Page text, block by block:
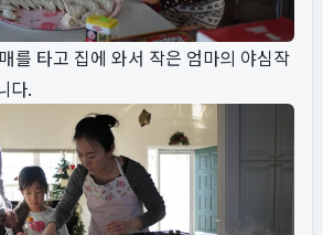
를 타고 집에 와서 작은 엄마의 야심작
다.